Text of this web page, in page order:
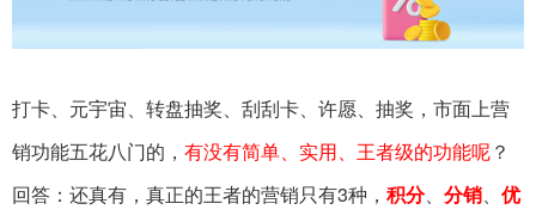
打卡、元宇宙、转盘抽奖、刮刮卡、许愿、抽奖，市面上营
销功能五花八门的， 有没有简单、实用、王者级的功能呢？
回答：还真有，真正的王者的营销只有3种， 积分、 分销、 优